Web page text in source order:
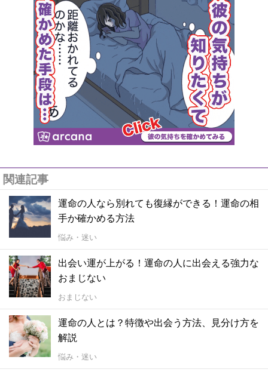
関連記事
運命の人なら別れても復縁ができる！運命の相
手か確かめる方法
悩み・迷い
出会い運が上がる！運命の人に出会える強力な
おまじない
おまじない
運命の人とは？特徴や出会う方法、見分け方を
解説
悩み・迷い